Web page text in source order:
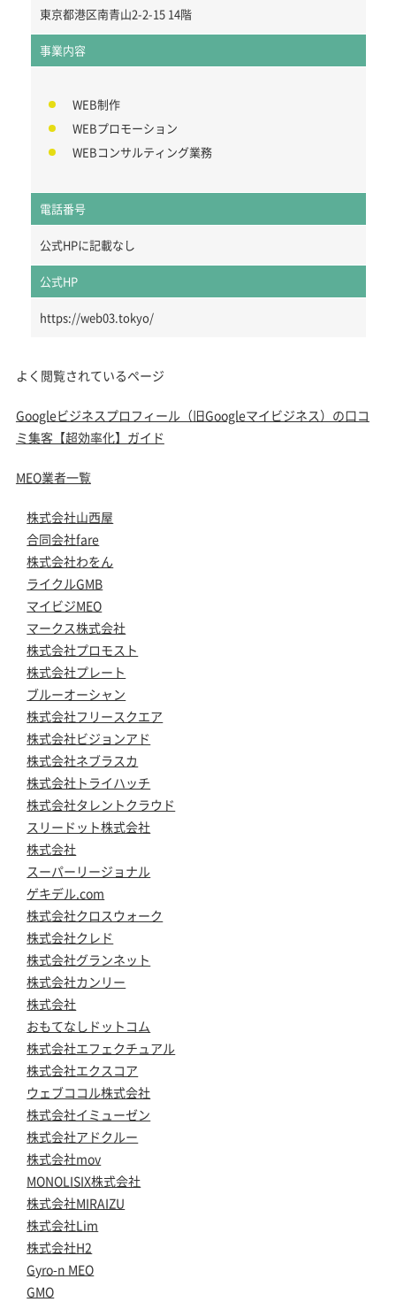
東京都港区南青山2-2-15 14階
事業内容
WEB制作
WEBプロモーション
WEBコンサルティング業務
電話番号
公式HPに記載なし
公式HP
https://web03.tokyo/
よく閲覧されているページ
Googleビジネスプロフィール（旧Googleマイビジネス）の口コ
ミ集客【超効率化】ガイド
MEO業者一覧
株式会社山西屋
合同会社fare
株式会社わをん
ライクルGMB
マイビジMEO
マークス株式会社
株式会社プロモスト
株式会社プレート
ブルーオーシャン
株式会社フリースクエア
株式会社ビジョンアド
株式会社ネブラスカ
株式会社トライハッチ
株式会社タレントクラウド
スリードット株式会社
株式会社
スーパーリージョナル
ゲキデル.com
株式会社クロスウォーク
株式会社クレド
株式会社グランネット
株式会社カンリー
株式会社
おもてなしドットコム
株式会社エフェクチュアル
株式会社エクスコア
ウェブココル株式会社
株式会社イミューゼン
株式会社アドクルー
株式会社mov
MONOLISIX株式会社
株式会社MIRAIZU
株式会社Lim
株式会社H2
Gyro-n MEO
GMO